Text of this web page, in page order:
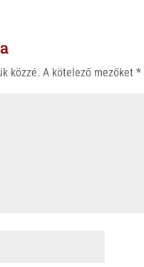
közzé. A kötelező mezőket*